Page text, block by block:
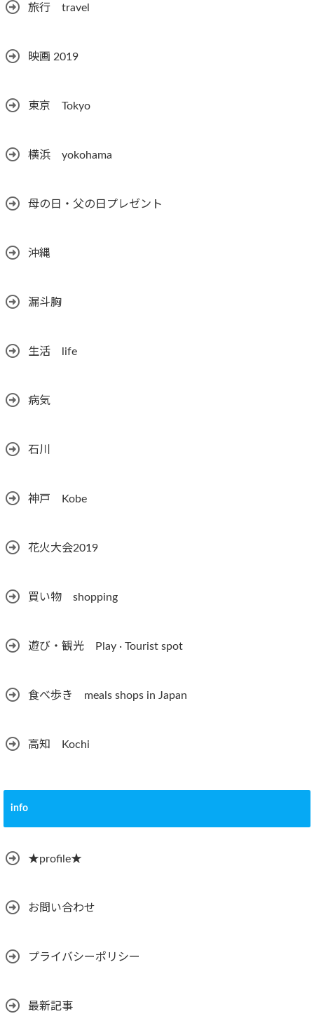
旅行 travel
映画 2019
東京 Tokyo
横浜 yokohama
母の日・父の日プレゼント
沖縄
漏斗胸
生活 life
病気
石川
神戸 Kobe
花火大会2019
買い物 shopping
遊び・観光 Play · Tourist spot
食べ歩き meals shops in Japan
高知 Kochi
info
★profile★
お問い合わせ
プライバシーポリシー
最新記事